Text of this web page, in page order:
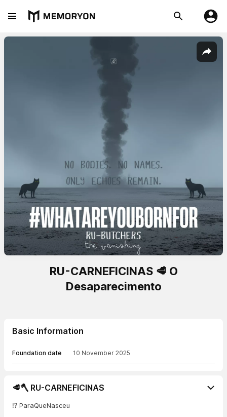
RU-CARNEFICINAS 🥩 O
Desaparecimento
Basic Information
Foundation date 10 November 2025
🥩🪓 RU-CARNEFICINAS
⁉️ ParaQueNasceu